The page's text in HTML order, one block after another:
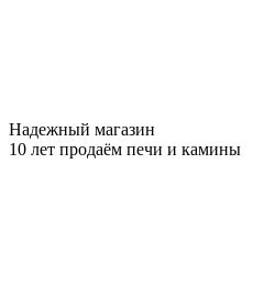
Надежный магазин
10 лет продаём печи и камины